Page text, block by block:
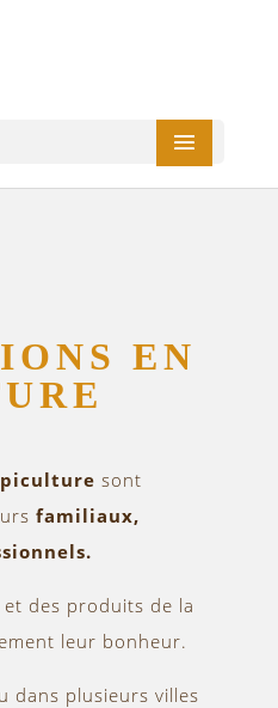
EN
sont
familiaux,
des produits de la
leur bonheur.
dans plusieurs villes